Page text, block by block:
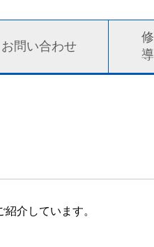
お問い合わせ
介しています。